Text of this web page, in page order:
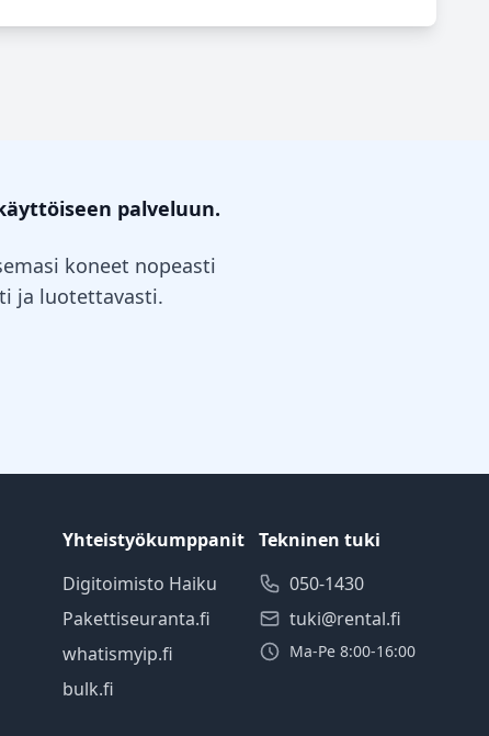
palveluun.
koneet nopeasti
ja luotettavasti.
Yhteistyökumppanit
Digitoimisto Haiku
Pakettiseuranta.fi
whatismyip.fi
bulk.fi
Tekninen tuki
050-1430
tuki@rental.fi
Ma-Pe 8:00-16:00